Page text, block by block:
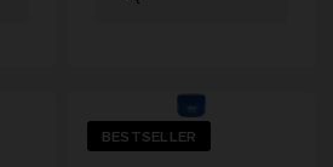
BESTSELLER